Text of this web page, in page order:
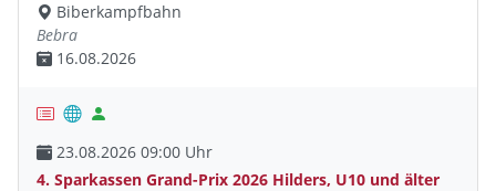
Biberkampfbahn
Bebra
16.08.2026
23.08.2026 09:00 Uhr
4. Sparkassen Grand-Prix 2026 Hilders, U10 und älter